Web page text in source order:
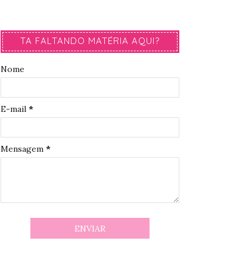
TA FALTANDO MATÉRIA AQUI?
Nome
E-mail *
Mensagem *